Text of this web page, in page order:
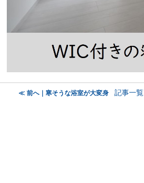
≪ 前へ｜寒そうな浴室が大変身 記事一覧